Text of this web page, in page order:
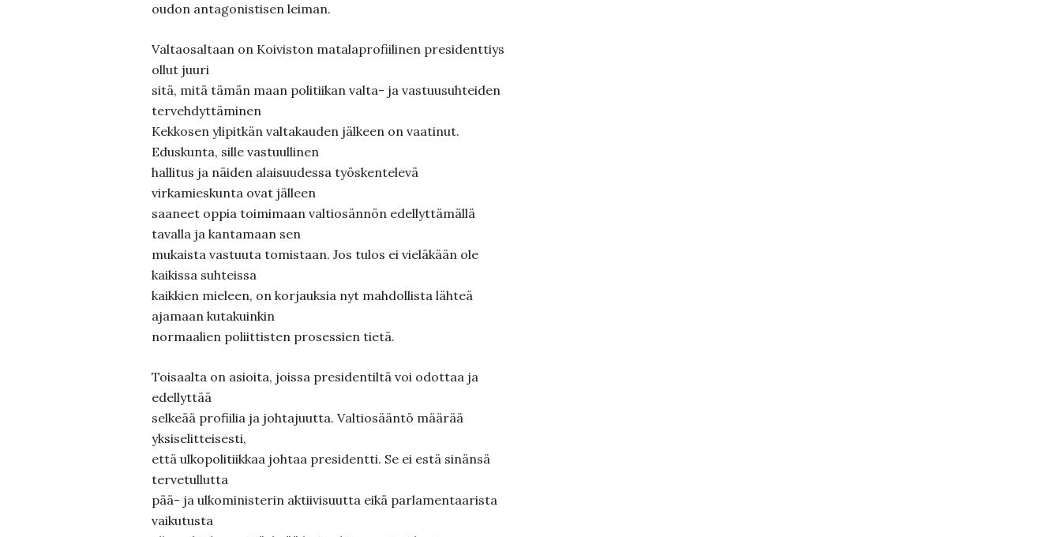
oudon antagonistisen leiman.
Valtaosaltaan on Koiviston matalaprofiilinen presidenttiys
ollut juuri
sitä, mitä tämän maan politiikan valta- ja vastuusuhteiden
tervehdyttäminen
Kekkosen ylipitkän valtakauden jälkeen on vaatinut.
Eduskunta, sille vastuullinen
hallitus ja näiden alaisuudessa työskentelevä
virkamieskunta ovat jälleen
saaneet oppia toimimaan valtiosännön edellyttämällä
tavalla ja kantamaan sen
mukaista vastuuta tomistaan. Jos tulos ei vieläkään ole
kaikissa suhteissa
kaikkien mieleen, on korjauksia nyt mahdollista lähteä
ajamaan kutakuinkin
normaalien poliittisten prosessien tietä.
Toisaalta on asioita, joissa presidentiltä voi odottaa ja
edellyttää
selkeää profiilia ja johtajuutta. Valtiosääntö määrää
yksiselitteisesti,
että ulkopolitiikkaa johtaa presidentti. Se ei estä sinänsä
tervetullutta
pää- ja ulkoministerin aktiivisuutta eikä parlamentaarista
vaikutusta